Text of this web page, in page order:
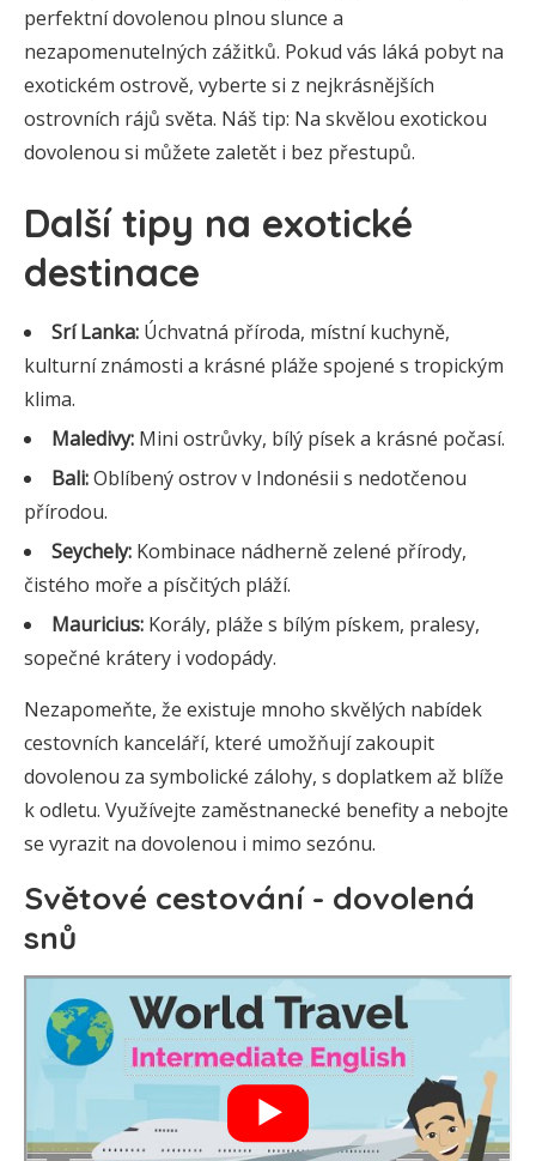
perfektní dovolenou plnou slunce a
nezapomenutelných zážitků. Pokud vás láká pobyt na
exotickém ostrově, vyberte si z nejkrásnějších
ostrovních rájů světa. Náš tip: Na skvělou exotickou
dovolenou si můžete zaletět i bez přestupů.
Další tipy na exotické
destinace
Srí Lanka: Úchvatná příroda, místní kuchyně,
kulturní známosti a krásné pláže spojené s tropickým
klima.
Maledivy: Mini ostrůvky, bílý písek a krásné počasí.
Bali:Oblíbený ostrov v Indonésii s nedotčenou
přírodou.
Seychely: Kombinace nádherně zelené přírody,
čistého moře a písčitých pláží.
Mauricius: Korály, pláže s bílým pískem, pralesy,
sopečné krátery i vodopády.
Nezapomeňte, že existuje mnoho skvělých nabídek
cestovních kanceláří, které umožňují zakoupit
dovolenou za symbolické zálohy, s doplatkem až blíže
k odletu. Využívejte zaměstnanecké benefity a nebojte
se vyrazit na dovolenou i mimo sezónu.
Světové cestování - dovolená
snů